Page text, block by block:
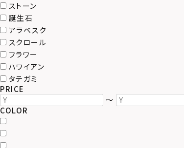
ストーン
誕生石
アラベスク
スクロール
フラワー
ハワイアン
タテガミ
PRICE
〜
COLOR